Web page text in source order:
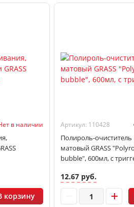
в наличии
корзину
Артикул: 110428
Полироль-очиститель
матовый GRASS
bubble", 600мл, с
12.67 руб.